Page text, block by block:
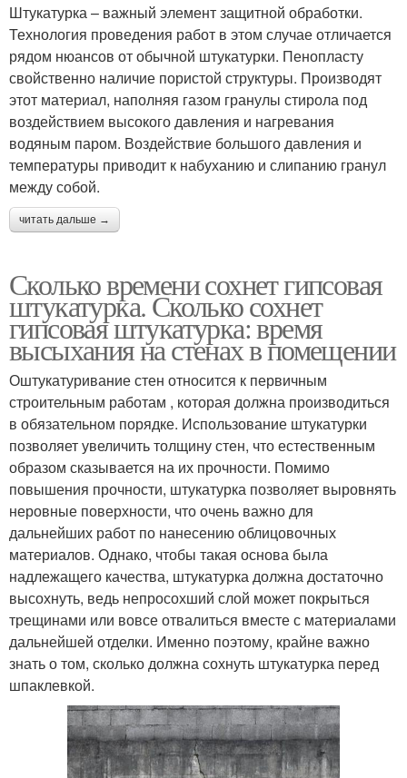
Штукатурка – важный элемент защитной обработки.
Технология проведения работ в этом случае отличается
рядом нюансов от обычной штукатурки. Пенопласту
свойственно наличие пористой структуры. Производят
этот материал, наполняя газом гранулы стирола под
воздействием высокого давления и нагревания
водяным паром. Воздействие большого давления и
температуры приводит к набуханию и слипанию гранул
между собой.
читать дальше →
Сколько времени сохнет гипсовая
штукатурка. Сколько сохнет
гипсовая штукатурка: время
высыхания на стенах в помещении
Оштукатуривание стен относится к первичным
строительным работам , которая должна производиться
в обязательном порядке. Использование штукатурки
позволяет увеличить толщину стен, что естественным
образом сказывается на их прочности. Помимо
повышения прочности, штукатурка позволяет выровнять
неровные поверхности, что очень важно для
дальнейших работ по нанесению облицовочных
материалов. Однако, чтобы такая основа была
надлежащего качества, штукатурка должна достаточно
высохнуть, ведь непросохший слой может покрыться
трещинами или вовсе отвалиться вместе с материалами
дальнейшей отделки. Именно поэтому, крайне важно
знать о том, сколько должна сохнуть штукатурка перед
шпаклевкой.